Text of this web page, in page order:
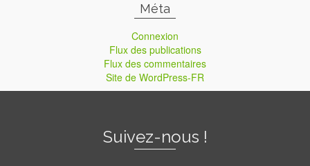
Méta
Connexion
Flux des publications
Flux des commentaires
Site de WordPress-FR
Suivez-nous !